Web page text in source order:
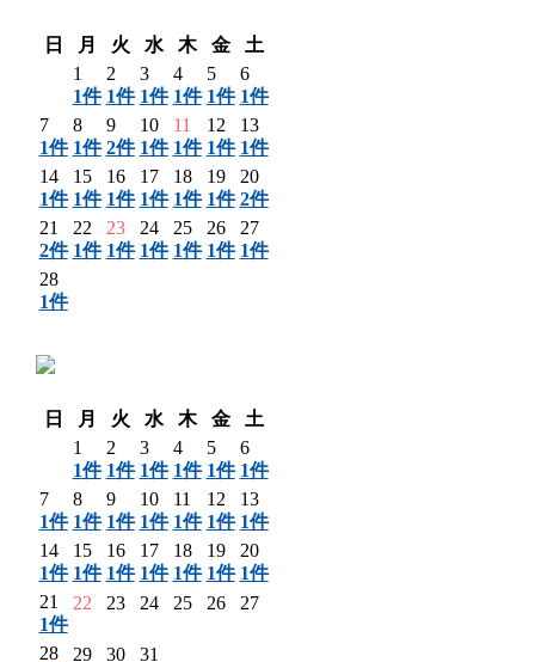
日
月 火 水 木 金
土
1
1件
2
1件
3
1件
4
1件
5
1件
6
1件
7
1件
8
1件
9
2件
10
1件
11
1件
12
1件
13
1件
14
1件
15
1件
16
1件
17
1件
18
1件
19
1件
20
2件
21
2件
22
1件
23
1件
24
1件
25
1件
26
1件
27
1件
28
1件
日
月 火 水 木 金
土
1
1件
2
1件
3
1件
4
1件
5
1件
6
1件
7
1件
8
1件
9
1件
10
1件
11
1件
12
1件
13
1件
14
1件
15
1件
16
1件
17
1件
18
1件
19
1件
20
1件
21
1件
22 23 24 25 26 27
28
29 30 31